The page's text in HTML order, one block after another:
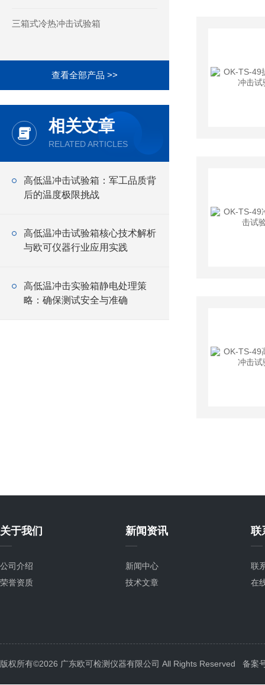
三箱式冷热冲击试验箱
查看全部产品 >>
相关文章
RELATED ARTICLES
高低温冲击试验箱：军工品质背
后的温度极限挑战
高低温冲击试验箱核心技术解析
与欧可仪器行业应用实践
高低温冲击实验箱静电处理策
略：确保测试安全与准确
关于我们
公司介绍
荣誉资质
新闻资讯
新闻中心
技术文章
联
联
在
版权所有©2026 广东欧可检测仪器有限公司 All Rights Reserved 备案